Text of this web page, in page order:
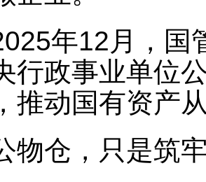
年12月，国管
行政事业单位
推动国有资产
仓，只是筑牢